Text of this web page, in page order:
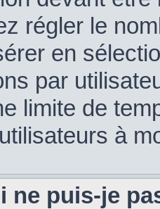
régler le
en
par
limite de
à
ne puis-je